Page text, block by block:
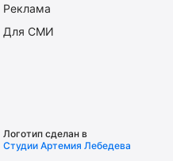
Реклама
Для СМИ
Логотип сделан в
Студии Артемия Лебедева